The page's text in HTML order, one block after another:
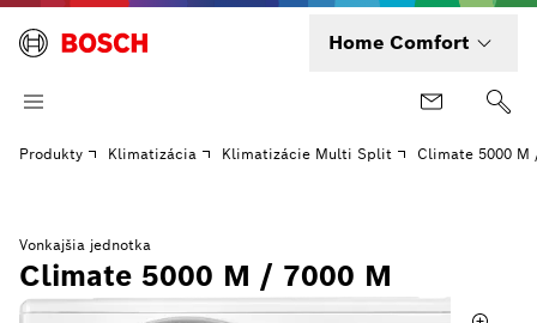
Home Comfort
Produkty Klimatizácia Klimatizácie Multi Split Climate 5000 M
Vonkajšia jednotka
Climate 5000 M / 7000 M